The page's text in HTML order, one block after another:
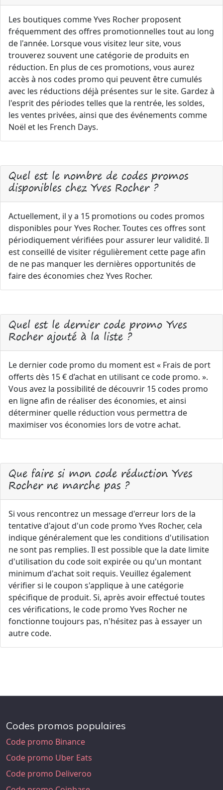
Les boutiques comme Yves Rocher proposent
fréquemment des offres promotionnelles tout au long
de l'année. Lorsque vous visitez leur site, vous
trouverez souvent une catégorie de produits en
réduction. En plus de ces promotions, vous aurez
accès à nos codes promo qui peuvent être cumulés
avec les réductions déjà présentes sur le site. Gardez à
l'esprit des périodes telles que la rentrée, les soldes,
les ventes privées, ainsi que des événements comme
Noël et les French Days.
Quel est le nombre de codes promos
disponibles chez Yves Rocher ?
Actuellement, il y a 15 promotions ou codes promos
disponibles pour Yves Rocher. Toutes ces offres sont
périodiquement vérifiées pour assurer leur validité. Il
est conseillé de visiter régulièrement cette page afin
de ne pas manquer les dernières opportunités de
faire des économies chez Yves Rocher.
Quel est le dernier code promo Yves
Rocher ajouté à la liste ?
Le dernier code promo du moment est « Frais de port
offerts dès 15 € d’achat en utilisant ce code promo. ».
Vous avez la possibilité de découvrir 15 codes promo
en ligne afin de réaliser des économies, et ainsi
déterminer quelle réduction vous permettra de
maximiser vos économies lors de votre achat.
Que faire si mon code réduction Yves
Rocher ne marche pas ?
Si vous rencontrez un message d'erreur lors de la
tentative d'ajout d'un code promo Yves Rocher, cela
indique généralement que les conditions d'utilisation
ne sont pas remplies. Il est possible que la date limite
d'utilisation du code soit expirée ou qu'un montant
minimum d'achat soit requis. Veuillez également
vérifier si le coupon s'applique à une catégorie
spécifique de produit. Si, après avoir effectué toutes
ces vérifications, le code promo Yves Rocher ne
fonctionne toujours pas, n'hésitez pas à essayer un
autre code.
Codes promos populaires
Code promo Binance
Code promo Uber Eats
Code promo Deliveroo